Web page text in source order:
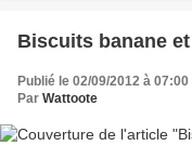
Biscuits banane
Publié le 02/09/2012 à 07:00
Par Wattoote